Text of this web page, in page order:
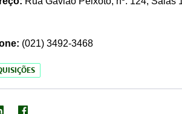
(021) 3492-3468